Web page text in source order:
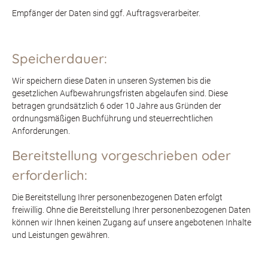
Empfänger der Daten sind ggf. Auftragsverarbeiter.
Speicherdauer:
Wir speichern diese Daten in unseren Systemen bis die
gesetzlichen Aufbewahrungsfristen abgelaufen sind. Diese
betragen grundsätzlich 6 oder 10 Jahre aus Gründen der
ordnungsmäßigen Buchführung und steuerrechtlichen
Anforderungen.
Bereitstellung vorgeschrieben oder
erforderlich:
Die Bereitstellung Ihrer personenbezogenen Daten erfolgt
freiwillig. Ohne die Bereitstellung Ihrer personenbezogenen Daten
können wir Ihnen keinen Zugang auf unsere angebotenen Inhalte
und Leistungen gewähren.